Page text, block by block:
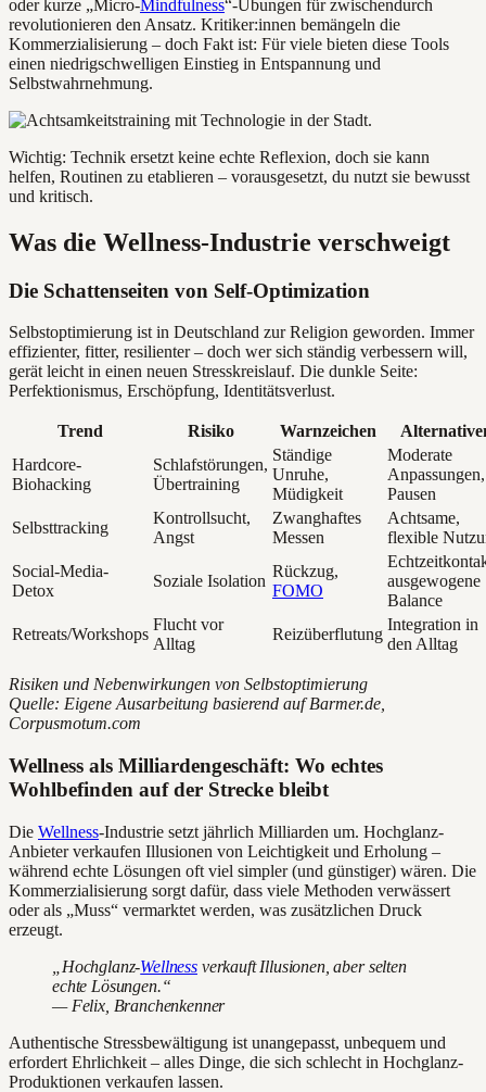
oder kurze „Micro-Mindfulness“-Übungen für zwischendurch
revolutionieren den Ansatz. Kritiker:innen bemängeln die
Kommerzialisierung – doch Fakt ist: Für viele bieten diese Tools
einen niedrigschwelligen Einstieg in Entspannung und
Selbstwahrnehmung.
Wichtig: Technik ersetzt keine echte Reflexion, doch sie kann
helfen, Routinen zu etablieren – vorausgesetzt, du nutzt sie bewusst
und kritisch.
Was die Wellness-Industrie verschweigt
Die Schattenseiten von Self-Optimization
Selbstoptimierung ist in Deutschland zur Religion geworden. Immer
effizienter, fitter, resilienter – doch wer sich ständig verbessern will,
gerät leicht in einen neuen Stresskreislauf. Die dunkle Seite:
Perfektionismus, Erschöpfung, Identitätsverlust.
Trend Risiko Warnzeichen
Hardcore-
Biohacking
Schlafstörungen,
Übertraining
Ständige
Unruhe,
Müdigkeit
Moderate
Anpassungen,
Pausen
Selbsttracking
Kontrollsucht,
Angst
Zwanghaftes
Messen
Achtsame,
flexible
Social-Media-
Detox
Soziale Isolation
Rückzug,
FOMO
ausgewogene
Balance
Retreats/Workshops
Flucht vor
Alltag
Reizüberflutung
Integration in
den Alltag
Risiken und Nebenwirkungen von Selbstoptimierung
Quelle: Eigene Ausarbeitung basierend auf Barmer.de,
Corpusmotum.com
Wellness als Milliardengeschäft: Wo echtes
Wohlbefinden auf der Strecke bleibt
Die Wellness-Industrie setzt jährlich Milliarden um. Hochglanz-
Anbieter verkaufen Illusionen von Leichtigkeit und Erholung –
während echte Lösungen oft viel simpler (und günstiger) wären. Die
Kommerzialisierung sorgt dafür, dass viele Methoden verwässert
oder als „Muss“ vermarktet werden, was zusätzlichen Druck
erzeugt.
„Hochglanz-Wellnessverkauft Illusionen, aber selten
echte Lösungen.“
— Felix, Branchenkenner
Authentische Stressbewältigung ist unangepasst, unbequem und
erfordert Ehrlichkeit – alles Dinge, die sich schlecht in Hochglanz-
Produktionen verkaufen lassen.